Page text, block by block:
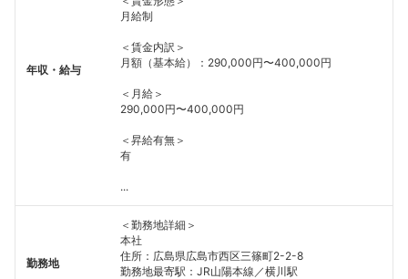
年収・給与
月給制
＜賃金内訳＞
月額（基本給）：290,000円〜400,000円
＜月給＞
290,000円〜400,000円
＜昇給有無＞
有
...
勤務地
＜勤務地詳細＞
本社
住所：広島県広島市西区三篠町2-2-8
勤務地最寄駅：JR山陽本線／横川駅